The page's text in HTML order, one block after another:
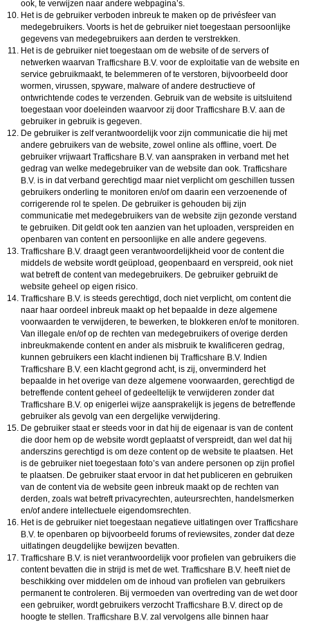
ook, te verwijzen naar andere webpagina’s.
Het is de gebruiker verboden inbreuk te maken op de privésfeer van
medegebruikers. Voorts is het de gebruiker niet toegestaan persoonlijke
gegevens van medegebruikers aan derden te verstrekken.
Het is de gebruiker niet toegestaan om de website of de servers of
netwerken waarvan
voor de exploitatie van de website en
service gebruikmaakt, te belemmeren of te verstoren, bijvoorbeeld door
wormen, virussen, spyware, malware of andere destructieve of
ontwrichtende codes te verzenden. Gebruik van de website is uitsluitend
toegestaan voor doeleinden waarvoor zij door
aan de
gebruiker in gebruik is gegeven.
De gebruiker is zelf verantwoordelijk voor zijn communicatie die hij met
andere gebruikers van de website, zowel online als offline, voert. De
gebruiker vrijwaart
van aanspraken in verband met het
gedrag van welke medegebruiker van de website dan ook.
is in dat verband gerechtigd maar niet verplicht om geschillen tussen
gebruikers onderling te monitoren en/of om daarin een verzoenende of
corrigerende rol te spelen. De gebruiker is gehouden bij zijn
communicatie met medegebruikers van de website zijn gezonde verstand
te gebruiken. Dit geldt ook ten aanzien van het uploaden, verspreiden en
openbaren van content en persoonlijke en alle andere gegevens.
draagt geen verantwoordelijkheid voor de content die
middels de website wordt geüpload, geopenbaard en verspreid, ook niet
wat betreft de content van medegebruikers. De gebruiker gebruikt de
website geheel op eigen risico.
is steeds gerechtigd, doch niet verplicht, om content die
naar haar oordeel inbreuk maakt op het bepaalde in deze algemene
voorwaarden te verwijderen, te bewerken, te blokkeren en/of te monitoren.
Van illegale en/of op de rechten van medegebruikers of overige derden
inbreukmakende content en ander als misbruik te kwalificeren gedrag,
kunnen gebruikers een klacht indienen bij
Indien
een klacht gegrond acht, is zij, onverminderd het
bepaalde in het overige van deze algemene voorwaarden, gerechtigd de
betreffende content geheel of gedeeltelijk te verwijderen zonder dat
op enigerlei wijze aansprakelijk is jegens de betreffende
gebruiker als gevolg van een dergelijke verwijdering.
De gebruiker staat er steeds voor in dat hij de eigenaar is van de content
die door hem op de website wordt geplaatst of verspreidt, dan wel dat hij
anderszins gerechtigd is om deze content op de website te plaatsen. Het
is de gebruiker niet toegestaan foto’s van andere personen op zijn profiel
te plaatsen. De gebruiker staat ervoor in dat het publiceren en gebruiken
van de content via de website geen inbreuk maakt op de rechten van
derden, zoals wat betreft privacyrechten, auteursrechten, handelsmerken
en/of andere intellectuele eigendomsrechten.
Het is de gebruiker niet toegestaan negatieve uitlatingen over
te openbaren op bijvoorbeeld forums of reviewsites, zonder dat deze
uitlatingen deugdelijke bewijzen bevatten.
is niet verantwoordelijk voor profielen van gebruikers die
content bevatten die in strijd is met de wet.
heeft niet de
beschikking over middelen om de inhoud van profielen van gebruikers
permanent te controleren. Bij vermoeden van overtreding van de wet door
een gebruiker, wordt gebruikers verzocht
direct op de
hoogte te stellen.
zal vervolgens alle binnen haar